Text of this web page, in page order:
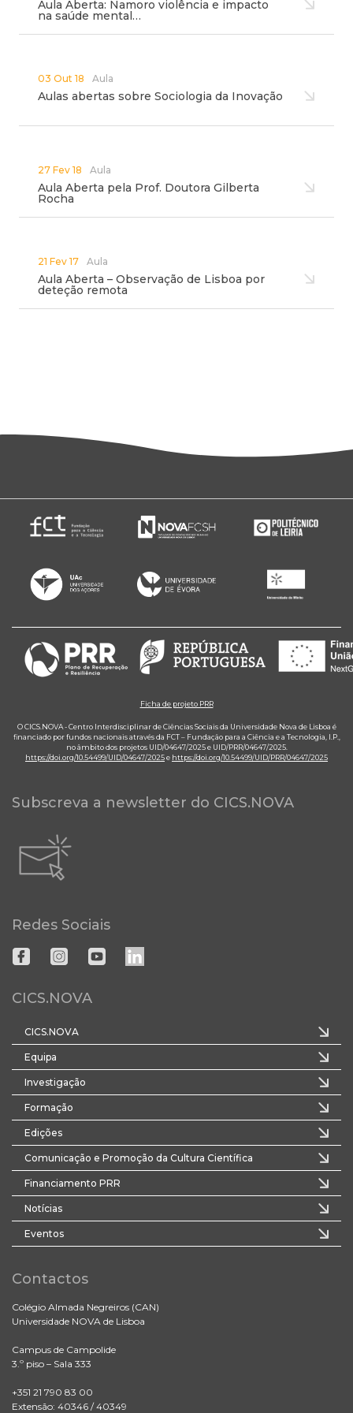
Aula Aberta: Namoro violência e impacto
na saúde mental…
03 Out 18 Aula
Aulas abertas sobre Sociologia da Inovação
27 Fev 18 Aula
Aula Aberta pela Prof. Doutora Gilberta
Rocha
21 Fev 17 Aula
Aula Aberta – Observação de Lisboa por
deteção remota
Ficha de projeto PRR
O CICS.NOVA - Centro Interdisciplinar de Ciências Sociais da Universidade Nova de Lisboa é
financiado por fundos nacionais através da FCT – Fundação para a Ciência e a Tecnologia, I.P.,
no âmbito dos projetos UID/04647/2025 e UID/PRR/04647/2025.
https://doi.org/10.54499/UID/04647/2025e https://doi.org/10.54499/UID/PRR/04647/2025
Subscreva a newsletter do CICS.NOVA
Redes Sociais
CICS.NOVA
CICS.NOVA
Equipa
Investigação
Formação
Edições
Comunicação e Promoção da Cultura Científica
Financiamento PRR
Notícias
Eventos
Contactos
Colégio Almada Negreiros (CAN)
Universidade NOVA de Lisboa
Campus de Campolide
3.º piso – Sala 333
+351 21 790 83 00
Extensão: 40346 / 40349